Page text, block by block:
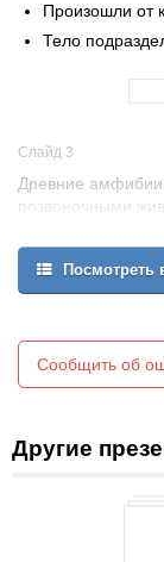
Произошли от
Тело
Слайд 3
Древние
позвоночными
Посмотреть
Сообщить об
Другие